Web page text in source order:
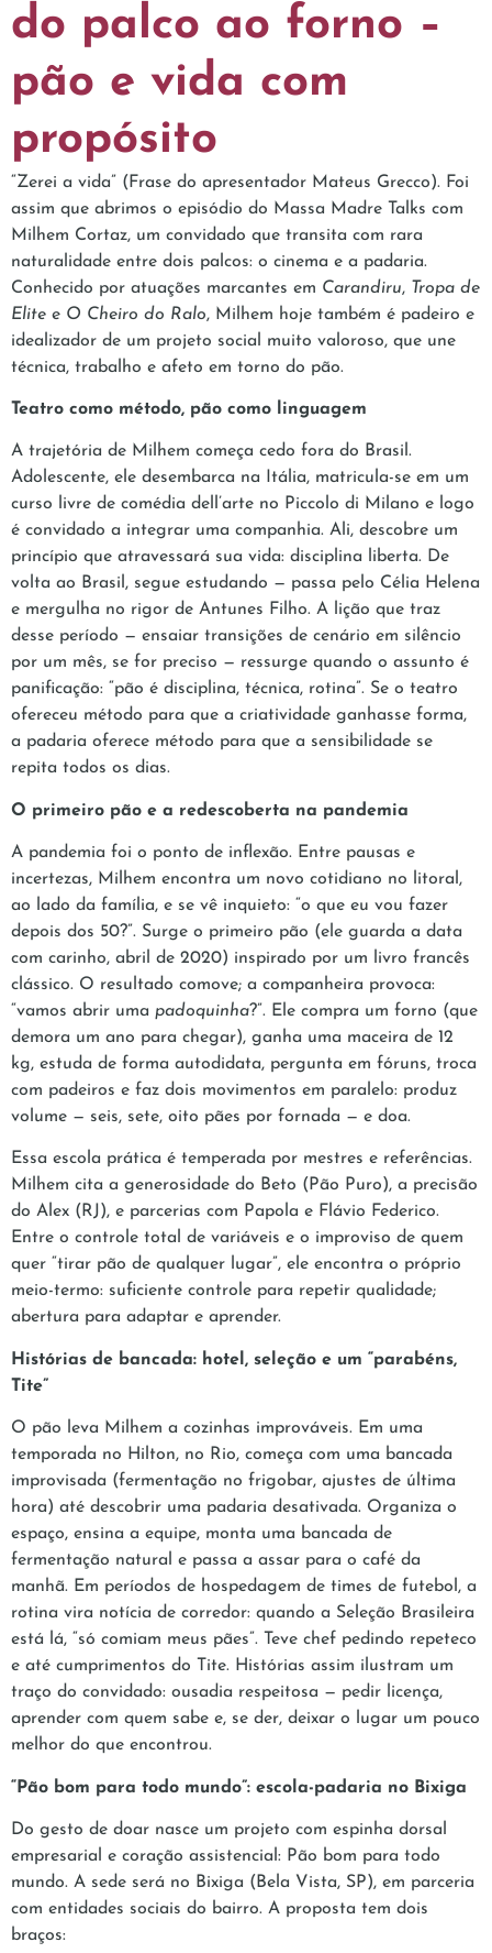
do palco ao forno –
pão e vida com
propósito
“Zerei a vida” (Frase do apresentador Mateus Grecco). Foi
assim que abrimos o episódio do Massa Madre Talks com
Milhem Cortaz, um convidado que transita com rara
naturalidade entre dois palcos: o cinema e a padaria.
Conhecido por atuações marcantes em Carandiru, Tropa de
Elite e O Cheiro do Ralo, Milhem hoje também é padeiro e
idealizador de um projeto social muito valoroso, que une
técnica, trabalho e afeto em torno do pão.
Teatro como método, pão como linguagem
A trajetória de Milhem começa cedo fora do Brasil.
Adolescente, ele desembarca na Itália, matricula-se em um
curso livre de comédia dell’arte no Piccolo di Milano e logo
é convidado a integrar uma companhia. Ali, descobre um
princípio que atravessará sua vida: disciplina liberta. De
volta ao Brasil, segue estudando — passa pelo Célia Helena
e mergulha no rigor de Antunes Filho. A lição que traz
desse período — ensaiar transições de cenário em silêncio
por um mês, se for preciso — ressurge quando o assunto é
panificação: “pão é disciplina, técnica, rotina”. Se o teatro
ofereceu método para que a criatividade ganhasse forma,
a padaria oferece método para que a sensibilidade se
repita todos os dias.
O primeiro pão e a redescoberta na pandemia
A pandemia foi o ponto de inflexão. Entre pausas e
incertezas, Milhem encontra um novo cotidiano no litoral,
ao lado da família, e se vê inquieto: “o que eu vou fazer
depois dos 50?”. Surge o primeiro pão (ele guarda a data
com carinho, abril de 2020) inspirado por um livro francês
clássico. O resultado comove; a companheira provoca:
“vamos abrir uma padoquinha?”. Ele compra um forno (que
demora um ano para chegar), ganha uma maceira de 12
kg, estuda de forma autodidata, pergunta em fóruns, troca
com padeiros e faz dois movimentos em paralelo: produz
volume — seis, sete, oito pães por fornada — e doa.
Essa escola prática é temperada por mestres e referências.
Milhem cita a generosidade do Beto (Pão Puro), a precisão
do Alex (RJ), e parcerias com Papola e Flávio Federico.
Entre o controle total de variáveis e o improviso de quem
quer “tirar pão de qualquer lugar”, ele encontra o próprio
meio-termo: suficiente controle para repetir qualidade;
abertura para adaptar e aprender.
Histórias de bancada: hotel, seleção e um “parabéns,
Tite”
O pão leva Milhem a cozinhas improváveis. Em uma
temporada no Hilton, no Rio, começa com uma bancada
improvisada (fermentação no frigobar, ajustes de última
hora) até descobrir uma padaria desativada. Organiza o
espaço, ensina a equipe, monta uma bancada de
fermentação natural e passa a assar para o café da
manhã. Em períodos de hospedagem de times de futebol, a
rotina vira notícia de corredor: quando a Seleção Brasileira
está lá, “só comiam meus pães”. Teve chef pedindo repeteco
e até cumprimentos do Tite. Histórias assim ilustram um
traço do convidado: ousadia respeitosa — pedir licença,
aprender com quem sabe e, se der, deixar o lugar um pouco
melhor do que encontrou.
“Pão bom para todo mundo”: escola-padaria no Bixiga
Do gesto de doar nasce um projeto com espinha dorsal
empresarial e coração assistencial: Pão bom para todo
mundo. A sede será no Bixiga (Bela Vista, SP), em parceria
com entidades sociais do bairro. A proposta tem dois
braços: